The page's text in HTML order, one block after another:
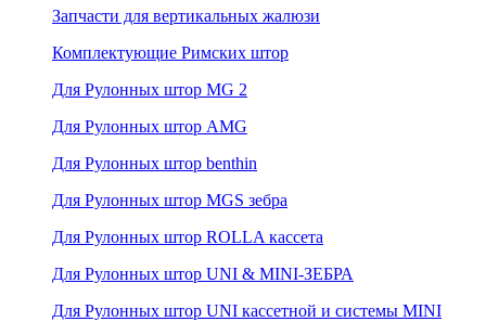
Запчасти для вертикальных жалюзи
Комплектующие Римских штор
Для Рулонных штор MG 2
Для Рулонных штор AMG
Для Рулонных штор benthin
Для Рулонных штор MGS зебра
Для Рулонных штор ROLLA кассета
Для Рулонных штор UNI & MINI-ЗЕБРА
Для Рулонных штор UNI кассетной и системы MINI